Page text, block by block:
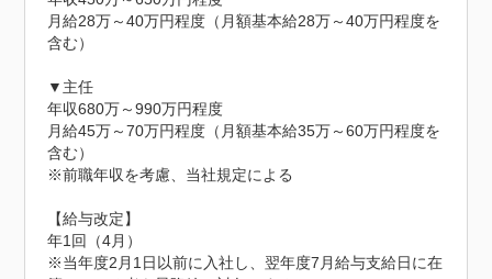
月給28万～40万円程度（月額基本給28万～40万円程度を
含む）
▼主任
年収680万～990万円程度
月給45万～70万円程度（月額基本給35万～60万円程度を
含む）
※前職年収を考慮、当社規定による
【給与改定】
年1回（4月）
※当年度2月1日以前に入社し、翌年度7月給与支給日に在